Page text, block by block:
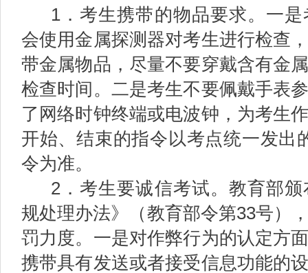
1．考生携带的物品要求。一
会使用金属探测器对考生进行检查
带金属物品，尽量不要穿戴含有金
检查时间。二是考生不要佩戴手表
了网络时钟终端或电波钟，为考生
开始、结束的指令以考点统一发出
令为准。
2．考生要诚信考试。教育部
规处理办法》（教育部令第33号）
罚力度。一是对作弊行为的认定方
携带具有发送或者接受信息功能的